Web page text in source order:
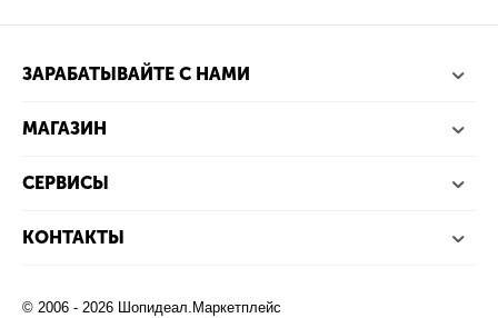
ЗАРАБАТЫВАЙТЕ С НАМИ
МАГАЗИН
СЕРВИСЫ
КОНТАКТЫ
© 2006 - 2026 Шопидеал.Маркетплейс